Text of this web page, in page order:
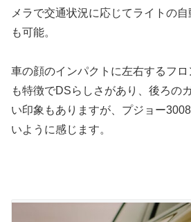
メラで交通状況に応じてライトの
も可能。
車の顔のインパクトに左右するフ
も特徴でDSらしさがあり、後ろの
い印象もありますが、プジョー
いように感じます。